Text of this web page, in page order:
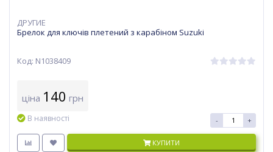
ДРУГИЕ
Брелок для ключів плетений з карабіном Suzuki
Код: N1038409
ціна 140 грн
В наявності - +
КУПИТИ